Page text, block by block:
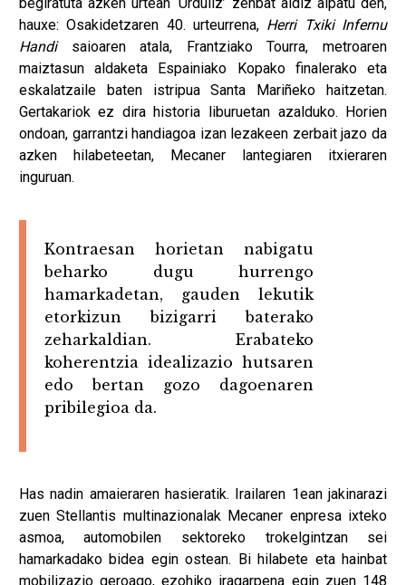
hauxe: Osakidetzaren 40. urteurrena, Herri Txiki Infernu
Handisaioaren atala, Frantziako Tourra, metroaren
maiztasun aldaketa Espainiako Kopako finalerako eta
eskalatzaile baten istripua Santa Mariñeko haitzetan.
Gertakariok ez dira historia liburuetan azalduko. Horien
ondoan, garrantzi handiagoa izan lezakeen zerbait jazo da
azken hilabeteetan, Mecaner lantegiaren itxieraren
inguruan.
Kontraesan horietan nabigatu
beharko dugu hurrengo
hamarkadetan, gauden lekutik
etorkizun bizigarri baterako
zeharkaldian. Erabateko
koherentzia idealizazio hutsaren
edo bertan gozo dagoenaren
pribilegioa da.
Has nadin amaieraren hasieratik. Irailaren 1ean jakinarazi
zuen Stellantis multinazionalak Mecaner enpresa ixteko
asmoa, automobilen sektoreko trokelgintzan sei
hamarkadako bidea egin ostean. Bi hilabete eta hainbat
mobilizazio geroago, ezohiko iragarpena egin zuen 148